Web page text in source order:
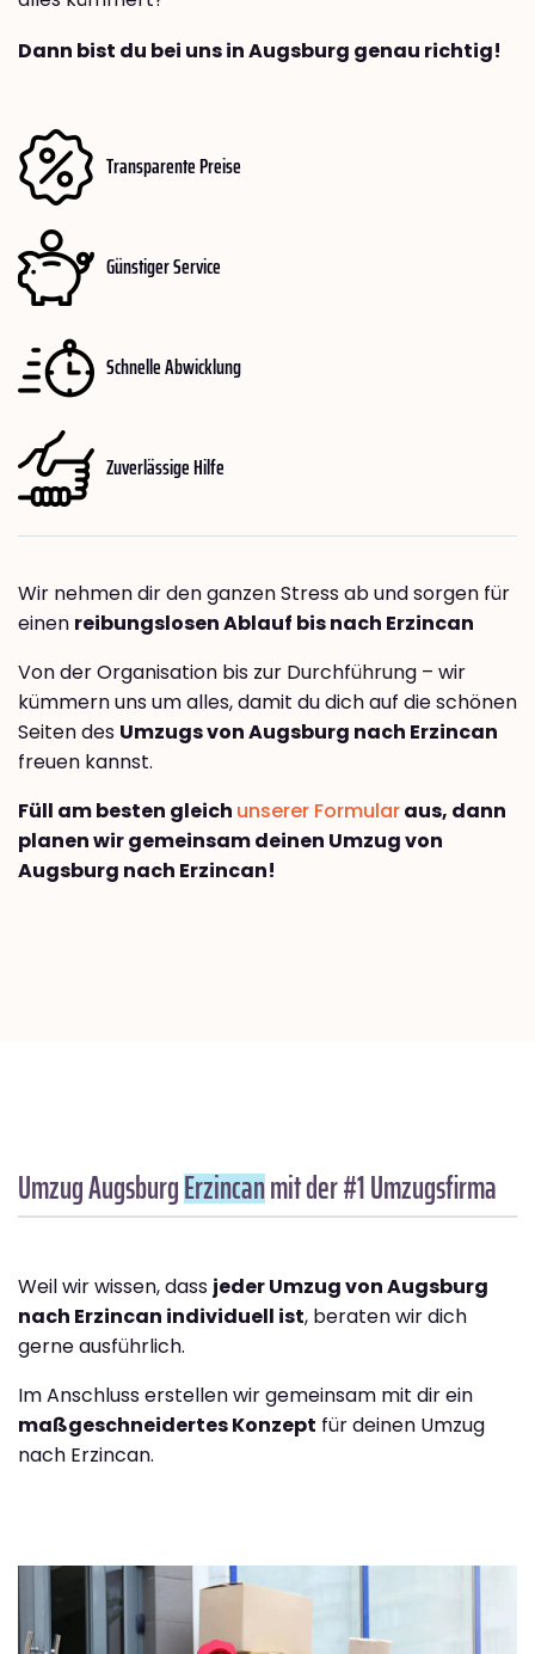
Dann bist du bei uns in Augsburg genau richtig!
Transparente Preise
Günstiger Service
Schnelle Abwicklung
Zuverlässige Hilfe
Wir nehmen dir den ganzen Stress ab und sorgen für
einen reibungslosen Ablauf bis nach Erzincan
Von der Organisation bis zur Durchführung – wir
kümmern uns um alles, damit du dich auf die schönen
Seiten des Umzugs von Augsburg nach Erzincan
freuen kannst.
Füll am besten gleich unserer Formularaus, dann
planen wir gemeinsam deinen Umzug von
Augsburg nach Erzincan!
Umzug AugsburgErzincanmit der #1 Umzugsfirma
Weil wir wissen, dass jeder Umzug von Augsburg
nach Erzincan individuell ist, beraten wir dich
gerne ausführlich.
Im Anschluss erstellen wir gemeinsam mit dir ein
maßgeschneidertes Konzept für deinen Umzug
nach Erzincan.